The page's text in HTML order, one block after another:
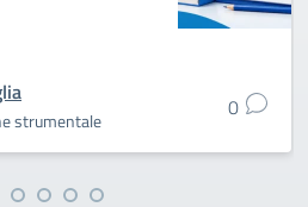
strumentale 0